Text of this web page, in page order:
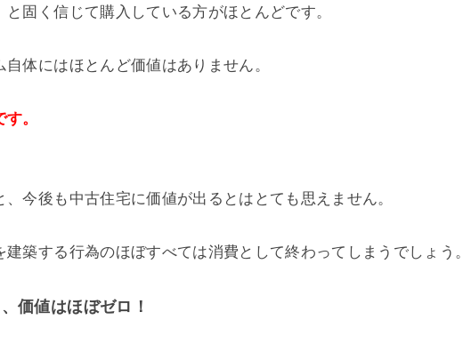
と固く信じて購入している方がほとんどです。
体にはほとんど価値はありません。
。
今後も中古住宅に価値が出るとはとても思えません。
築する行為のほぼすべては消費として終わってしまうでしょう。
価値はほぼゼロ！